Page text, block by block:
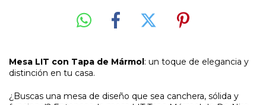
Mesa LIT con Tapa de Mármol: un toque de elegancia y
distinción en tu casa.
¿Buscas una mesa de diseño que sea canchera, sólida y